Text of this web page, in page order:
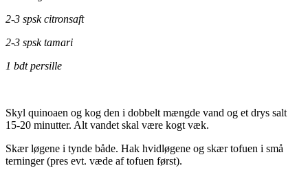
2-3 spsk citronsaft
2-3 spsk tamari
1 bdt persille
Skyl quinoaen og kog den i dobbelt mængde vand og et drys salt
15-20 minutter. Alt vandet skal være kogt væk.
Skær løgene i tynde både. Hak hvidløgene og skær tofuen i små
terninger (pres evt. væde af tofuen først).